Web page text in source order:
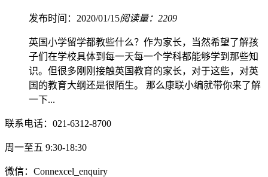
发布时间：2020/01/15阅读量：2209
英国小学留学都教些什么？作为家长，当然希望了解孩
子们在学校具体到每一天每一个学科都能够学到那些知
识。但很多刚刚接触英国教育的家长，对于这些，对英
国的教育大纲还是很陌生。 那么康联小编就带你来了解
一下...
联系电话：021-6312-8700
周一至五 9:30-18:30
微信：Connexcel_enquiry